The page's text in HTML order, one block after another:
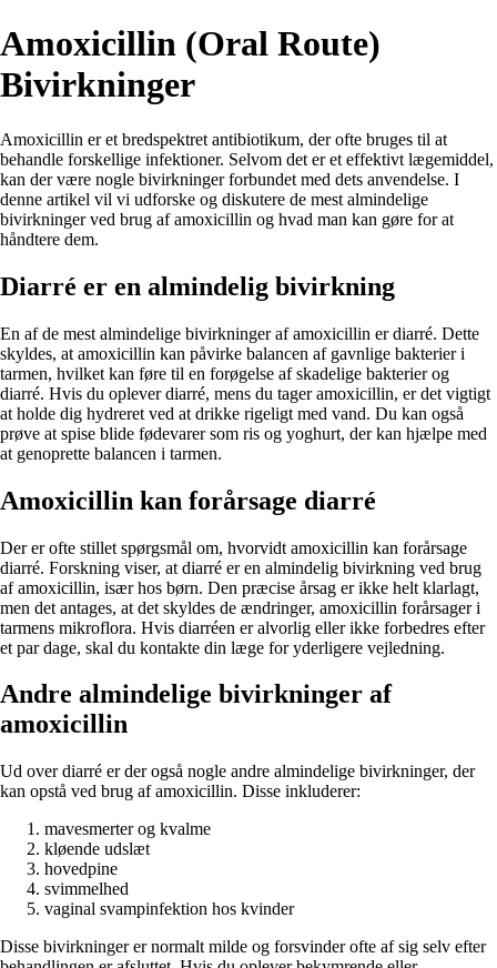
Amoxicillin (Oral Route)
Bivirkninger
Amoxicillin er et bredspektret antibiotikum, der ofte bruges til at
behandle forskellige infektioner. Selvom det er et effektivt lægemiddel,
kan der være nogle bivirkninger forbundet med dets anvendelse. I
denne artikel vil vi udforske og diskutere de mest almindelige
bivirkninger ved brug af amoxicillin og hvad man kan gøre for at
håndtere dem.
Diarré er en almindelig bivirkning
En af de mest almindelige bivirkninger af amoxicillin er diarré. Dette
skyldes, at amoxicillin kan påvirke balancen af gavnlige bakterier i
tarmen, hvilket kan føre til en forøgelse af skadelige bakterier og
diarré. Hvis du oplever diarré, mens du tager amoxicillin, er det vigtigt
at holde dig hydreret ved at drikke rigeligt med vand. Du kan også
prøve at spise blide fødevarer som ris og yoghurt, der kan hjælpe med
at genoprette balancen i tarmen.
Amoxicillin kan forårsage diarré
Der er ofte stillet spørgsmål om, hvorvidt amoxicillin kan forårsage
diarré. Forskning viser, at diarré er en almindelig bivirkning ved brug
af amoxicillin, især hos børn. Den præcise årsag er ikke helt klarlagt,
men det antages, at det skyldes de ændringer, amoxicillin forårsager i
tarmens mikroflora. Hvis diarréen er alvorlig eller ikke forbedres efter
et par dage, skal du kontakte din læge for yderligere vejledning.
Andre almindelige bivirkninger af
amoxicillin
Ud over diarré er der også nogle andre almindelige bivirkninger, der
kan opstå ved brug af amoxicillin. Disse inkluderer:
mavesmerter og kvalme
kløende udslæt
hovedpine
svimmelhed
vaginal svampinfektion hos kvinder
Disse bivirkninger er normalt milde og forsvinder ofte af sig selv efter